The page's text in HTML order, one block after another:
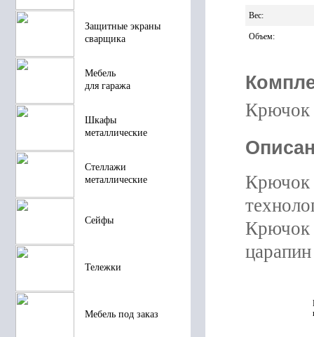
Защитные экраны
сварщика
Мебель
для гаража
Шкафы
металлические
Стеллажи
металлические
Сейфы
Тележки
Мебель под заказ
Вес:
Объем:
Крючок
Крючок
Крючок